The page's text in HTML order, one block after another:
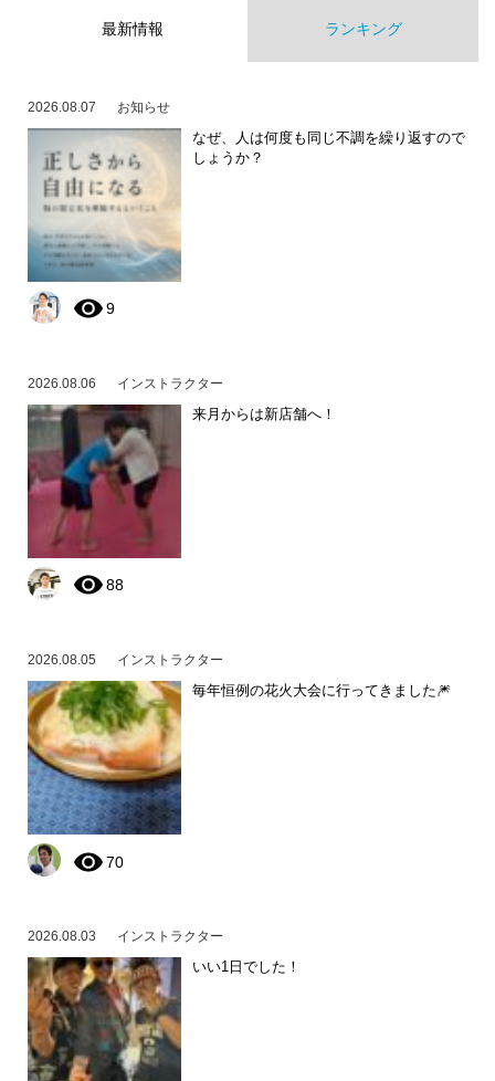
最新情報 ランキング
2026.08.07 お知らせ
なぜ、人は何度も同じ不調を繰り返すので
しょうか？
9
2026.08.06 インストラクター
来月からは新店舗へ！
88
2026.08.05 インストラクター
毎年恒例の花火大会に行ってきました🎆
70
2026.08.03 インストラクター
いい1日でした！